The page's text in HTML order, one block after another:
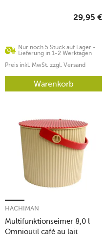
Nur noch 5 Stück auf Lager -
Lieferung in 1-2 Werktagen
29,95 €
Preis inkl. MwSt. zzgl. Versand
Warenkorb
Multifunktionseimer 8,0 l
Omnioutil café au lait
HACHIMAN